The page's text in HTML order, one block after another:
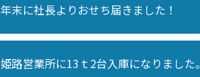
年末に社長よりおせち届きました！
姫路営業所に13ｔ2台入庫になりました。